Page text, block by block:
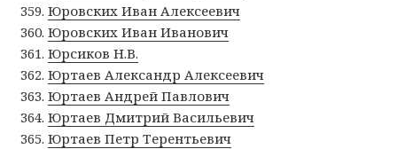
Юровских Иван Алексеевич
Юровских Иван Иванович
Юрсиков Н.В.
Юртаев Александр Алексеевич
Юртаев Андрей Павлович
Юртаев Дмитрий Васильевич
Юртаев Петр Терентьевич